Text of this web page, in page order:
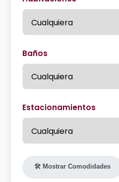
Baños
Estacionamientos
🛠️ Mostrar Comodidades